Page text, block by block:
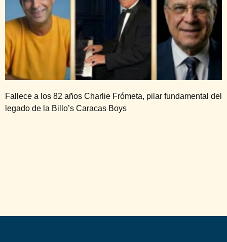
Fallece a los 82 años Charlie Frómeta, pilar fundamental del
legado de la Billo’s Caracas Boys